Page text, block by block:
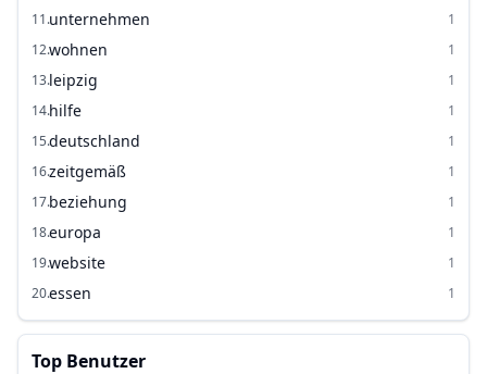
11.unternehmen
1
12.wohnen
1
13.leipzig
1
14.hilfe
1
15.deutschland
1
16.zeitgemäß
1
17.beziehung
1
18.europa
1
19.website
1
20.essen 1
Top Benutzer